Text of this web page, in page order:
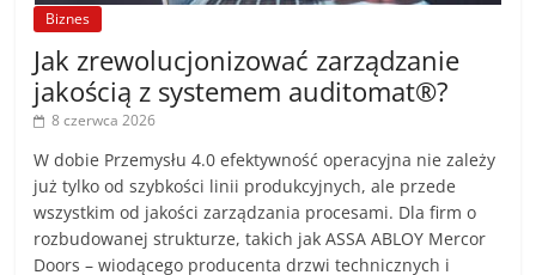
Biznes
Jak zrewolucjonizować zarządzanie
jakością z systemem auditomat®?
8 czerwca 2026
W dobie Przemysłu 4.0 efektywność operacyjna nie zależy
już tylko od szybkości linii produkcyjnych, ale przede
wszystkim od jakości zarządzania procesami. Dla firm o
rozbudowanej strukturze, takich jak ASSA ABLOY Mercor
Doors – wiodącego producenta drzwi technicznych i